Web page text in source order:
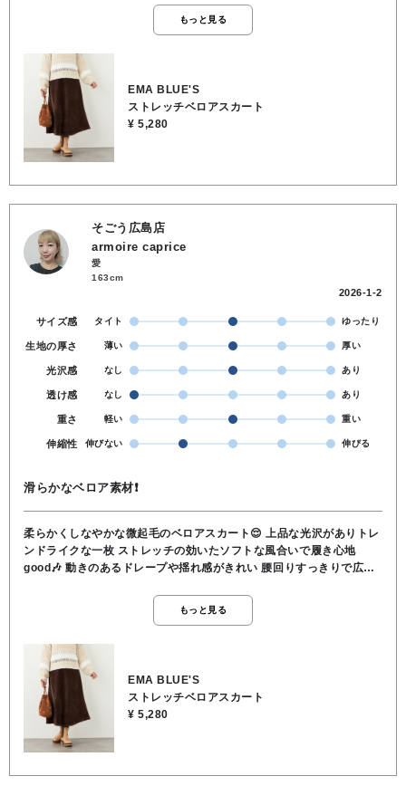
ュームのあるニットを合わせても着膨れせずスタイルアップして見え
かけにも活用できるミモレ丈のデザインです。 モカブラウンなので春
先にブラウスやカットソーと合わせても着ていただけます。 ★ウエス
ト68cm/スカート丈85cm ●裏地/インナー なし ●ウエスト 総ゴム ●ポ
ケット なし ●手洗い可能 ●ポリエステル97％, ポリウレタン3％
もっと見る
EMA BLUE'S
ストレッチベロアスカート
¥ 5,280
そごう広島店
armoire caprice
愛
163cm
2026-1-2
サイズ感 タイト ゆったり
生地の厚さ 薄い 厚い
光沢感 なし あり
透け感 なし あり
重さ 軽い 重い
伸縮性 伸びない 伸びる
滑らかなベロア素材❗
柔らかくしなやかな微起毛のベロアスカート😌 上品な光沢がありトレ
ンドライクな一枚 ストレッチの効いたソフトな風合いで履き心地
good🎶 動きのあるドレープや揺れ感がきれい 腰回りすっきりで広が
バンドとスカートの繋ぎめ部分が伸びないのでヒップのある方は注意
●ポリエステル97％ ポリウレタン3％ ●洗濯 OK ●裏地 な
●163cmでふくらはぎ下くらいの丈感
もっと見る
EMA BLUE'S
ストレッチベロアスカート
¥ 5,280